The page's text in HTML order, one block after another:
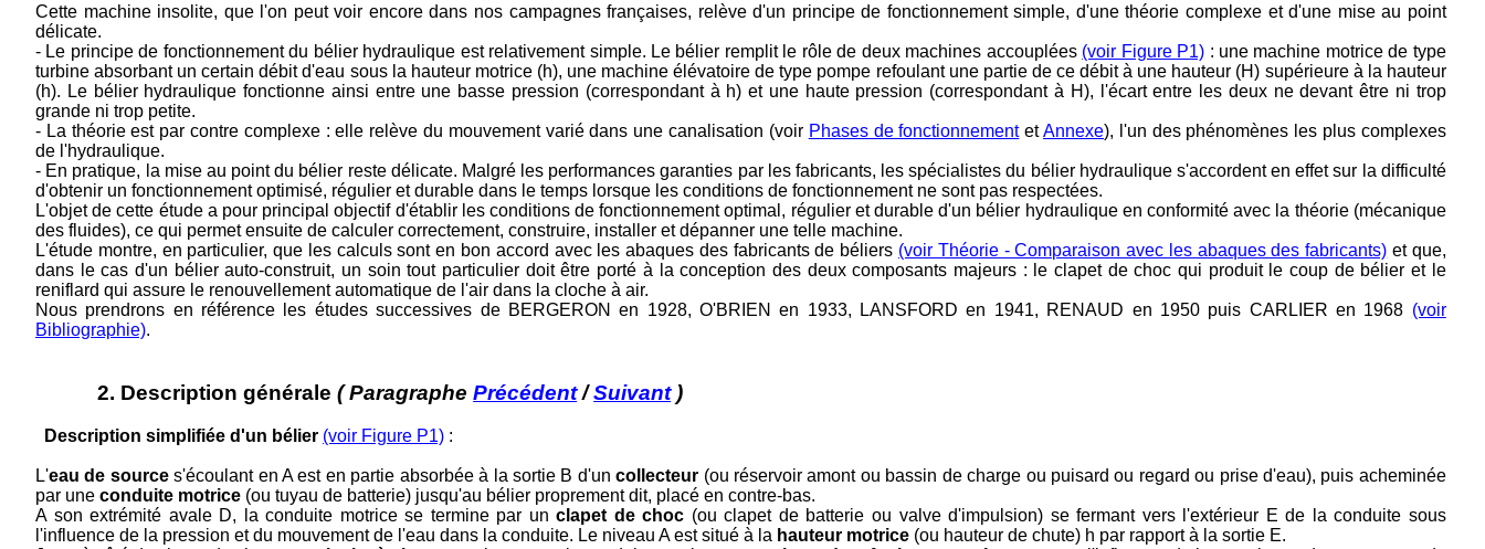
Cette machine insolite, que l'on peut voir encore dans nos campagnes françaises, relève d'un principe de fonctionnement simple, d'une théorie complexe et d'une mise au point
délicate.
- Le principe de fonctionnement du bélier hydraulique est relativement simple. Le bélier remplit le rôle de deux machines accouplées (voir Figure P1) : une machine motrice de type
turbine absorbant un certain débit d'eau sous la hauteur motrice (h), une machine élévatoire de type pompe refoulant une partie de ce débit à une hauteur (H) supérieure à la hauteur
(h). Le bélier hydraulique fonctionne ainsi entre une basse pression (correspondant à h) et une haute pression (correspondant à H), l'écart entre les deux ne devant être ni trop
grande ni trop petite.
- La théorie est par contre complexe : elle relève du mouvement varié dans une canalisation (voir Phases de fonctionnementetAnnexe), l'un des phénomènes les plus complexes
de l'hydraulique.
- En pratique, la mise au point du bélier reste délicate. Malgré les performances garanties par les fabricants, les spécialistes du bélier hydraulique s'accordent en effet sur la difficulté
d'obtenir un fonctionnement optimisé, régulier et durable dans le temps lorsque les conditions de fonctionnement ne sont pas respectées.
L'objet de cette étude a pour principal objectif d'établir les conditions de fonctionnement optimal, régulier et durable d'un bélier hydraulique en conformité avec la théorie (mécanique
des fluides), ce qui permet ensuite de calculer correctement, construire, installer et dépanner une telle machine.
L'étude montre, en particulier, que les calculs sont en bon accord avec les abaques des fabricants de béliers (voir Théorie - Comparaison avec les abaques des fabricants) et que,
dans le cas d'un bélier auto-construit, un soin tout particulier doit être porté à la conception des deux composants majeurs : le clapet de choc qui produit le coup de bélier et le
reniflard qui assure le renouvellement automatique de l'air dans la cloche à air.
Nous prendrons en référence les études successives de BERGERON en 1928, O'BRIEN en 1933, LANSFORD en 1941, RENAUD en 1950 puis CARLIER en 1968 (voir
Bibliographie).
2. Description générale ( ParagraphePrécédent/Suivant)
Description simplifiée d'un bélier (voir Figure P1) :
L'eau de sources'écoulant en A est en partie absorbée à la sortie B d'uncollecteur (ou réservoir amont ou bassin de charge ou puisard ou regard ou prise d'eau), puis acheminée
par une conduite motrice (ou tuyau de batterie) jusqu'au bélier proprement dit, placé en contre-bas.
A son extrémité avale D, la conduite motrice se termine par unclapet de choc (ou clapet de batterie ou valve d'impulsion) se fermant vers l'extérieur E de la conduite sous
l'influence de la pression et du mouvement de l'eau dans la conduite. Le niveau A est situé à la hauteur motrice (ou hauteur de chute) h par rapport à la sortie E.